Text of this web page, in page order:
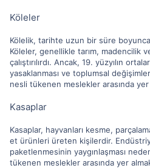
Köleler
Kölelik, tarihte uzun bir süre boyunca
Köleler, genellikle tarım, madencilik
çalıştırılırdı. Ancak, 19. yüzyılın
yasaklanması ve toplumsal
nesli tükenen meslekler arasında yer
Kasaplar
Kasaplar, hayvanları kesme,
et ürünleri üreten kişilerdir.
paketlenmesinin yaygınlaşması
tükenen meslekler arasında yer